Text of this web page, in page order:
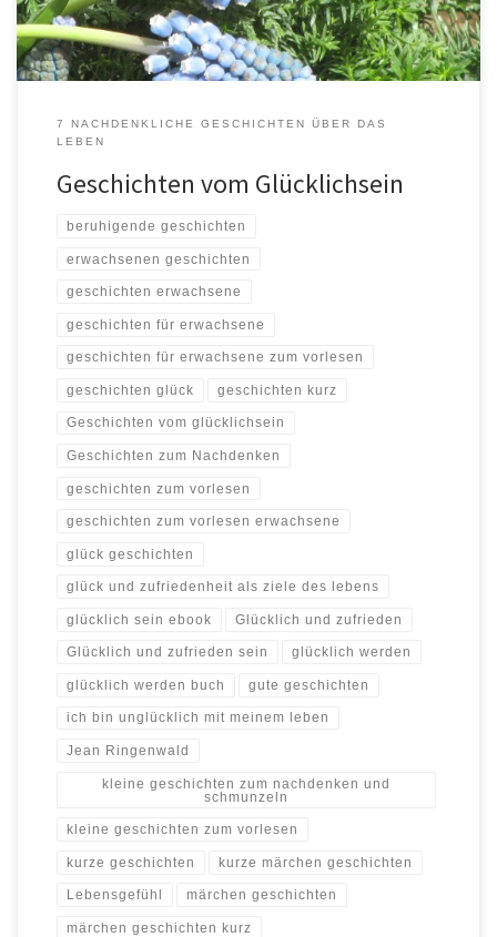
7 NACHDENKLICHE GESCHICHTEN ÜBER DAS
LEBEN
Geschichten vom Glücklichsein
beruhigende geschichten
erwachsenen geschichten
geschichten erwachsene
geschichten für erwachsene
geschichten für erwachsene zum vorlesen
geschichten glück geschichten kurz
Geschichten vom glücklichsein
Geschichten zum Nachdenken
geschichten zum vorlesen
geschichten zum vorlesen erwachsene
glück geschichten
glück und zufriedenheit als ziele des lebens
glücklich sein ebook Glücklich und zufrieden
Glücklich und zufrieden sein glücklich werden
glücklich werden buch gute geschichten
ich bin unglücklich mit meinem leben
Jean Ringenwald
kleine geschichten zum nachdenken und
schmunzeln
kleine geschichten zum vorlesen
kurze geschichten kurze märchen geschichten
Lebensgefühl märchen geschichten
märchen geschichten kurz